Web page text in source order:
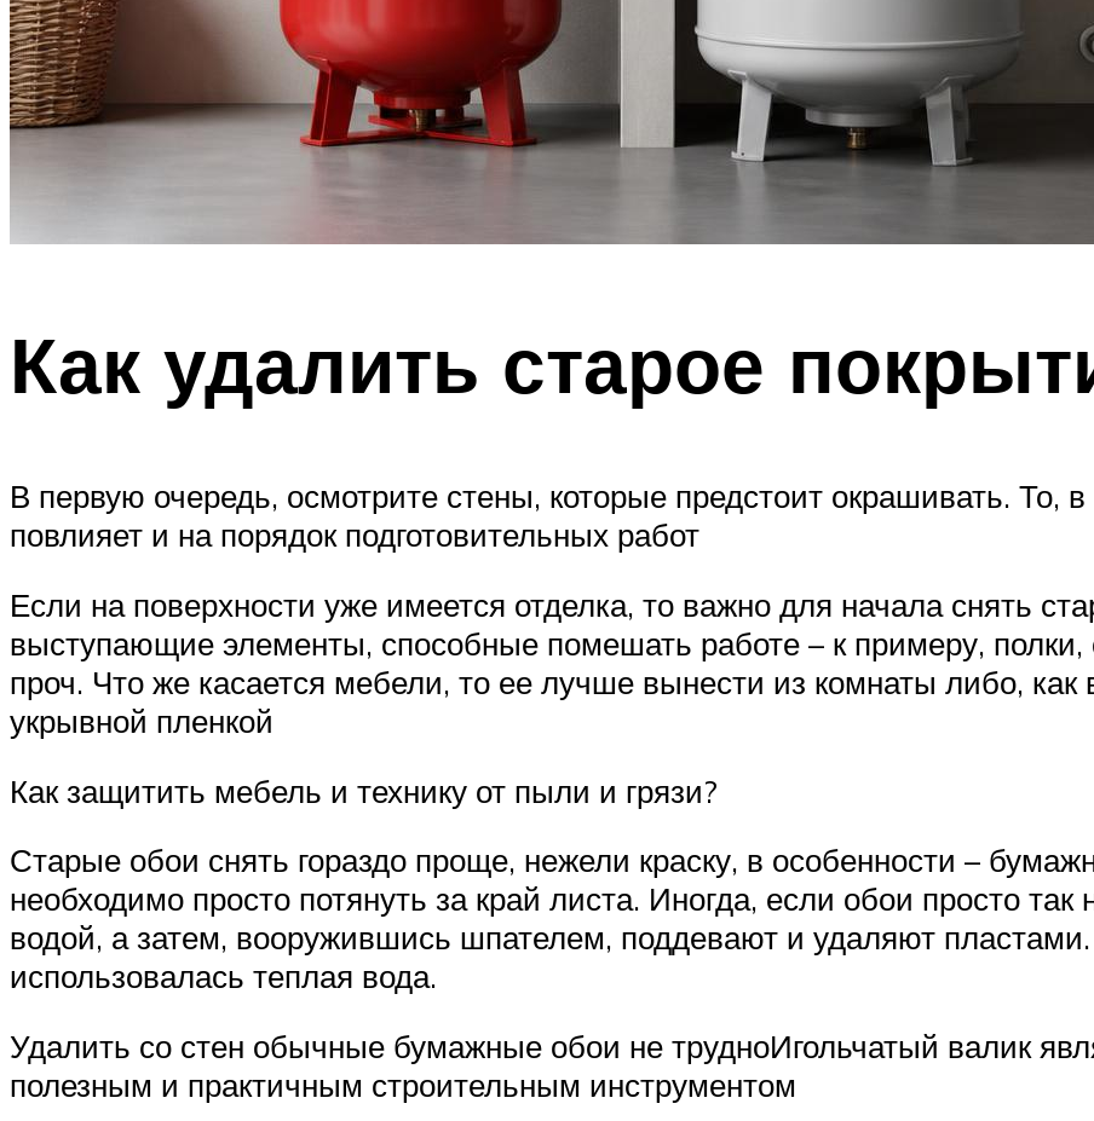
Как удалить старое
В первую очередь, осмотрите стены, которые предстоит окрашивать. То,
повлияет и на порядок подготовительных работ
Если на поверхности уже имеется отделка, то важно для начала снять
выступающие элементы, способные помешать работе – к примеру, полки,
проч. Что же касается мебели, то ее лучше вынести из комнаты либо,
укрывной пленкой
Как защитить мебель и технику от пыли и грязи?
Старые обои снять гораздо проще, нежели краску, в особенности –
необходимо просто потянуть за край листа. Иногда, если обои просто
водой, а затем, вооружившись шпателем, поддевают и удаляют
использовалась теплая вода.
Удалить со стен обычные бумажные обои не трудноИгольчатый валик
полезным и практичным строительным инструментом